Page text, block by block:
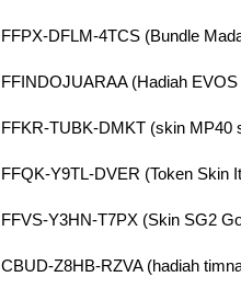
FFPX-DFLM-4TCS (Bundle
FFINDOJUARAA (Hadiah
FFKR-TUBK-DMKT (skin MP40
FFQK-Y9TL-DVER (Token Skin
FFVS-Y3HN-T7PX (Skin SG2
CBUD-Z8HB-RZVA (hadiah